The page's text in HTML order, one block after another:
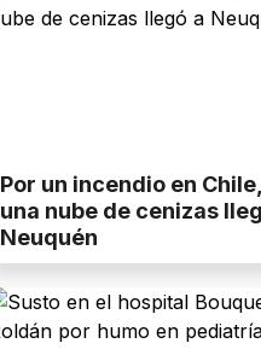
Por un incendio en Chile,
una nube de cenizas
Neuquén